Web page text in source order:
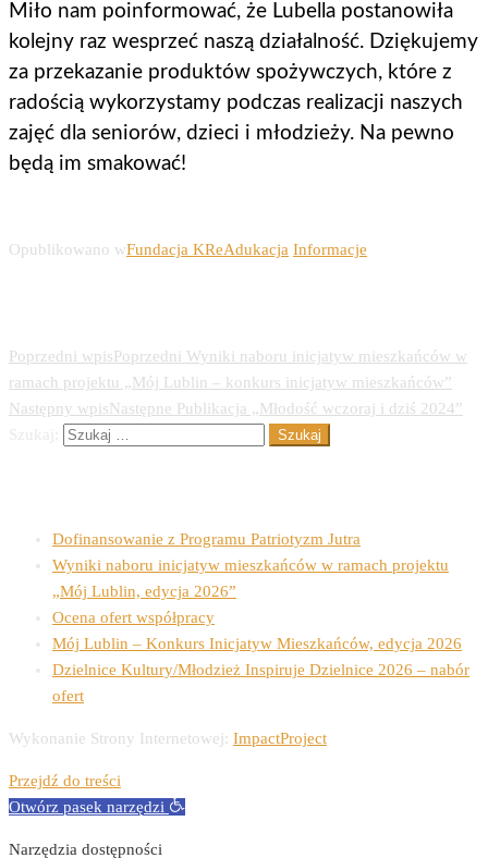
Miło nam poinformować, że Lubella postanowiła
kolejny raz wesprzeć naszą działalność. Dziękujemy
za przekazanie produktów spożywczych, które z
radością wykorzystamy podczas realizacji naszych
zajęć dla seniorów, dzieci i młodzieży. Na pewno
będą im smakować!
Opublikowano wFundacja KReAdukacja Informacje
Poprzedni wpisPoprzedni Wyniki naboru inicjatyw mieszkańców w
ramach projektu „Mój Lublin – konkurs inicjatyw mieszkańców”
Następny wpisNastępne Publikacja „Młodość wczoraj i dziś 2024”
Dofinansowanie z Programu Patriotyzm Jutra
Wyniki naboru inicjatyw mieszkańców w ramach projektu
„Mój Lublin, edycja 2026”
Ocena ofert współpracy
Mój Lublin – Konkurs Inicjatyw Mieszkańców, edycja 2026
Dzielnice Kultury/Młodzież Inspiruje Dzielnice 2026 – nabór
ofert
Wykonanie Strony Internetowej: ImpactProject
Przejdź do treści
Otwórz pasek narzędzi
Narzędzia dostępności